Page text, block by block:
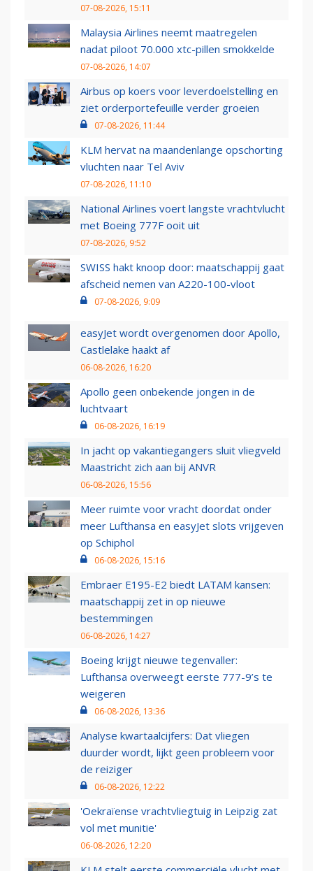
07-08-2026, 15:11
Malaysia Airlines neemt maatregelen
nadat piloot 70.000 xtc-pillen smokkelde
07-08-2026, 14:07
Airbus op koers voor leverdoelstelling en
ziet orderportefeuille verder groeien
07-08-2026, 11:44
KLM hervat na maandenlange opschorting
vluchten naar Tel Aviv
07-08-2026, 11:10
National Airlines voert langste vrachtvlucht
met Boeing 777F ooit uit
07-08-2026, 9:52
SWISS hakt knoop door: maatschappij gaat
afscheid nemen van A220-100-vloot
07-08-2026, 9:09
easyJet wordt overgenomen door Apollo,
Castlelake haakt af
06-08-2026, 16:20
Apollo geen onbekende jongen in de
luchtvaart
06-08-2026, 16:19
In jacht op vakantiegangers sluit vliegveld
Maastricht zich aan bij ANVR
06-08-2026, 15:56
Meer ruimte voor vracht doordat onder
meer Lufthansa en easyJet slots vrijgeven
op Schiphol
06-08-2026, 15:16
Embraer E195-E2 biedt LATAM kansen:
maatschappij zet in op nieuwe
bestemmingen
06-08-2026, 14:27
Boeing krijgt nieuwe tegenvaller:
Lufthansa overweegt eerste 777-9’s te
weigeren
06-08-2026, 13:36
Analyse kwartaalcijfers: Dat vliegen
duurder wordt, lijkt geen probleem voor
de reiziger
06-08-2026, 12:22
'Oekraïense vrachtvliegtuig in Leipzig zat
vol met munitie'
06-08-2026, 12:20